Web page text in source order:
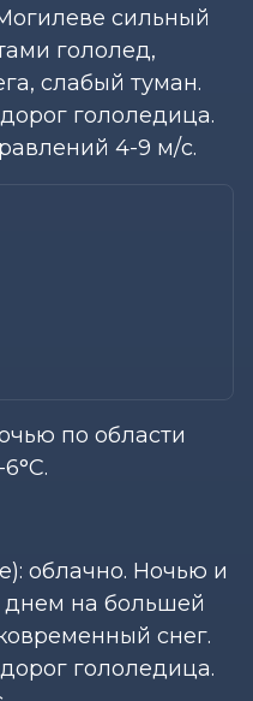
сильный
гололед,
слабый туман.
гололедица.
4-9 м/с.
по области
облачно. Ночью и
днем на большей
снег.
гололедица.